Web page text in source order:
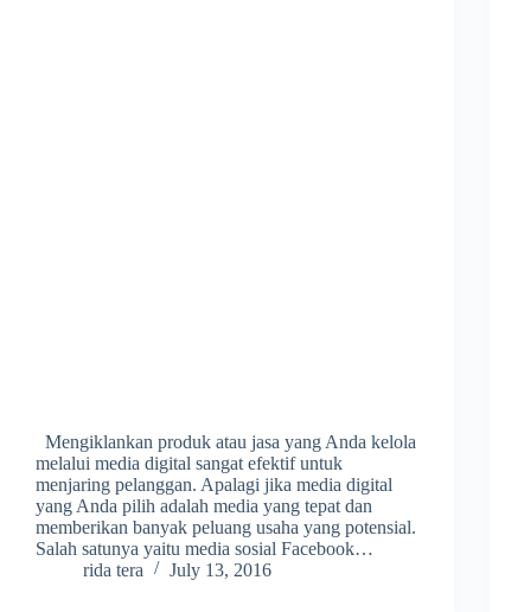
Mengiklankan produk atau jasa yang Anda kelola
melalui media digital sangat efektif untuk
menjaring pelanggan. Apalagi jika media digital
yang Anda pilih adalah media yang tepat dan
memberikan banyak peluang usaha yang potensial.
Salah satunya yaitu media sosial Facebook…
rida tera
July 13, 2016